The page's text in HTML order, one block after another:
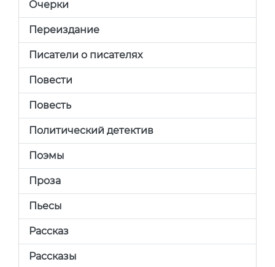
Очерки
Переиздание
Писатели о писателях
Повести
Повесть
Политический детектив
Поэмы
Проза
Пьесы
Рассказ
Рассказы